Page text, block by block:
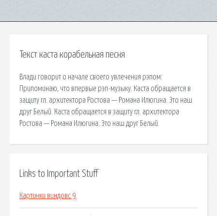
Текст каста корабельная песня
Влади говорит о начале своего увлечения рэпом:
Припоминаю, что впервые рэп-музыку. Каста обращается в
защиту гл. архитектора Ростова — Романа Илюгина. Это наш
друг Белый. Каста обращается в защиту гл. архитектора
Ростова — Романа Илюгина. Это наш друг Белый.
Links to Important Stuff
Картинки виндовс 9